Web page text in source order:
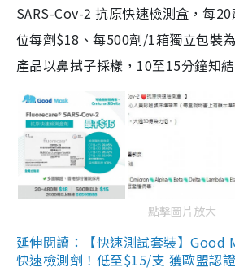
SARS-Cov-2 抗原快速檢測盒，每
位每劑$18、每500劑/1箱獨立包裝
產品以鼻拭子採樣，10至15分鐘知結
點擊圖片放大
延伸閱讀：【快速測試套裝】Good
快速檢測劑！低至$15/支 獲歐盟認